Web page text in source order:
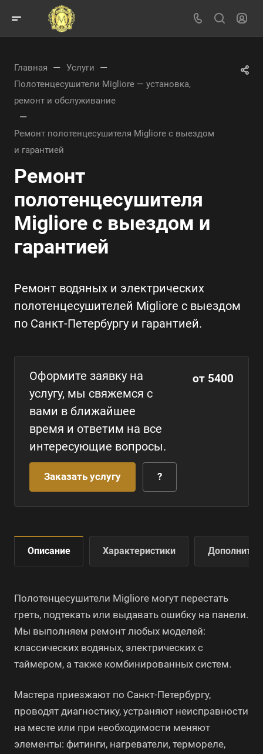
Главная — Услуги —
Полотенцесушители Migliore — установка,
ремонт и обслуживание
—
Ремонт полотенцесушителя Migliore с выездом
и гарантией
Ремонт
полотенцесушителя
Migliore с выездом и
гарантией
Ремонт водяных и электрических
полотенцесушителей Migliore с выездом
по Санкт-Петербургу и гарантией.
Оформите заявку на
услугу, мы свяжемся с
вами в ближайшее
время и ответим на все
интересующие вопросы.
от 5400
Заказать услугу ?
Описание Характеристики
Полотенцесушители Migliore могут перестать
греть, подтекать или выдавать ошибку на панели.
Мы выполняем ремонт любых моделей:
классических водяных, электрических с
таймером, а также комбинированных систем.
Мастера приезжают по Санкт-Петербургу,
проводят диагностику, устраняют неисправности
на месте или при необходимости меняют
элементы: фитинги, нагреватели, термореле,